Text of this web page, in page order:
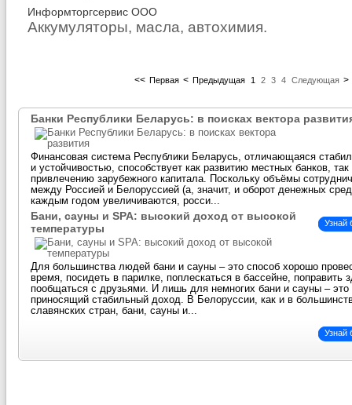
Информторгсервис ООО
Аккумуляторы, масла, автохимия.
<< Первая < Предыдущая 1 2 3 4 Следующая >
Банки Республики Беларусь: в поисках вектора
Финансовая система Республики Беларусь, отличающаяся
и устойчивостью, способствует как развитию местных банков, так
привлечению зарубежного капитала. Поскольку объёмы
между Россией и Белоруссией (а, значит, и оборот денежных
каждым годом увеличиваются, росси...
Узнай
Бани, сауны и SPA: высокий доход от высокой
температуры
Для большинства людей бани и сауны – это способ хорошо
время, посидеть в парилке, поплескаться в бассейне, поправить
пообщаться с друзьями. И лишь для немногих бани и сауны – это
приносящий стабильный доход. В Белоруссии, как и в
славянских стран, бани, сауны и...
Узнай